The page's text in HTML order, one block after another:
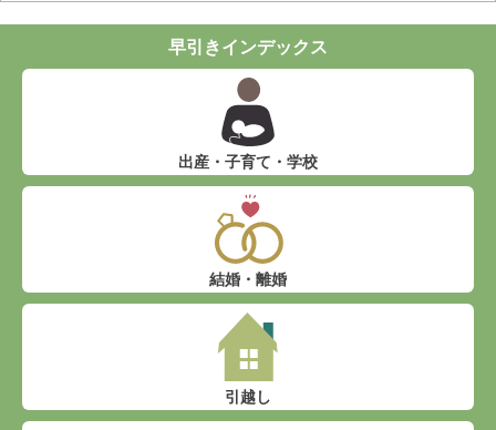
早引きインデックス
出産・子育て・学校
結婚・離婚
引越し